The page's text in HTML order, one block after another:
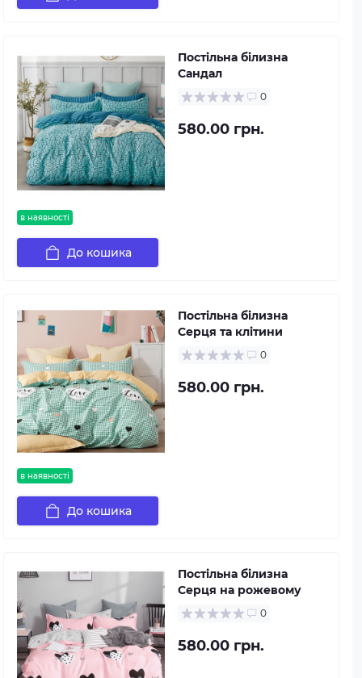
в наявності
Постільна білизна
Сандал
0
580.00 грн.
До кошика
в наявності
Постільна білизна
Серця та клітини
0
580.00 грн.
До кошика
Постільна білизна
Серця на рожевому
0
580.00 грн.